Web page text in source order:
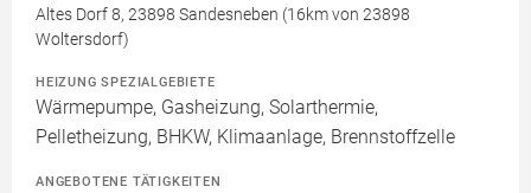
Altes Dorf 8, 23898 Sandesneben (16km von 23898
Woltersdorf)
HEIZUNG SPEZIALGEBIETE
Wärmepumpe, Gasheizung, Solarthermie,
Pelletheizung, BHKW, Klimaanlage, Brennstoffzelle
ANGEBOTENE TÄTIGKEITEN